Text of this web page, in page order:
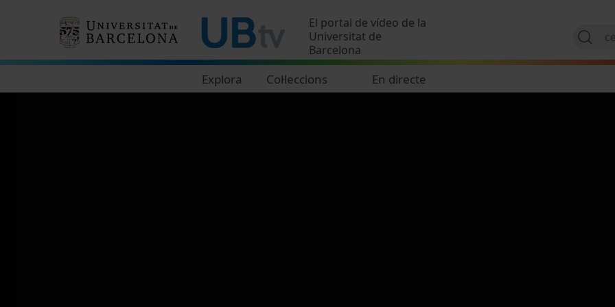
El portal de vídeo de la
Universitat de
Barcelona
Explora Col·leccions En directe